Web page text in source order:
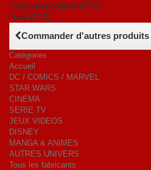
Total des produits (TTC)
Total (TTC)
Commander d'autres produits
Catégories
Accueil
DC / COMICS / MARVEL
STAR WARS
CINEMA
SERIE TV
JEUX VIDEOS
DISNEY
MANGA & ANIMES
AUTRES UNIVERS
Tous les fabricants